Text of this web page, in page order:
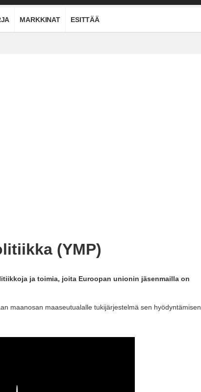
MARKKINAT ESITTÄÄ
(YMP)
ja toimia, joita Euroopan unionin jäsenmailla on
maanosan maaseutualalle tukijärjestelmä sen hyödyntämisen